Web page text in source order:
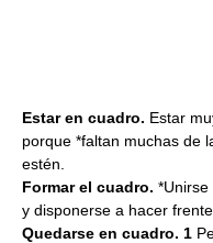
Estar en cuadro. Estar
porque *faltan muchas de
estén.
Formar el cuadro.
y disponerse a hacer
Quedarse en cuadro. 1